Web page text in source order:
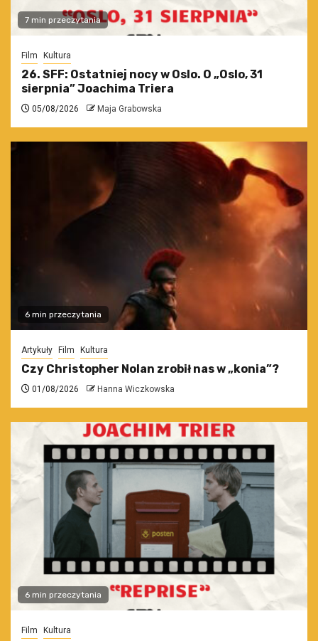
7 min przeczytania
Film Kultura
26. SFF: Ostatniej nocy w Oslo. O „Oslo, 31
sierpnia” Joachima Triera
05/08/2026 Maja Grabowska
6 min przeczytania
Artykuły Film Kultura
Czy Christopher Nolan zrobił nas w „konia”?
01/08/2026 Hanna Wiczkowska
6 min przeczytania
Film Kultura